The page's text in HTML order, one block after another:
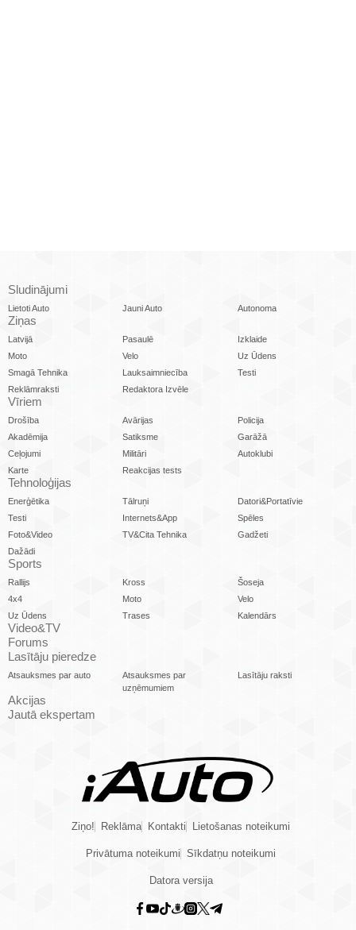
Sludinājumi
Lietoti Auto Jauni Auto Autonoma
Ziņas
Latvijā Pasaulē
Izklaide
Moto
Velo
Uz Ūdens
Smagā Tehnika
Lauksaimniecība
Testi
Reklāmraksti
Redaktora Izvēle
Vīriem
Drošība Avārijas
Policija
Akadēmija
Satiksme
Garāžā
Ceļojumi
Militāri
Autoklubi
Karte
Reakcijas tests
Tehnoloģijas
Enerģētika Tālruņi
Datori&Portatīvie
Testi
Internets&App
Spēles
Foto&Video
TV&Cita Tehnika
Gadžeti
Dažādi
Sports
Rallijs Kross
Šoseja
4x4
Moto
Velo
Uz Ūdens
Trases Kalendārs
Video&TV
Forums
Lasītāju pieredze
Atsauksmes par auto
Atsauksmes par
uzņēmumiem
Lasītāju raksti
Akcijas
Jautā ekspertam
Ziņo! Reklāma Kontakti Lietošanas noteikumi
Privātuma noteikumi Sīkdatņu noteikumi
Datora versija